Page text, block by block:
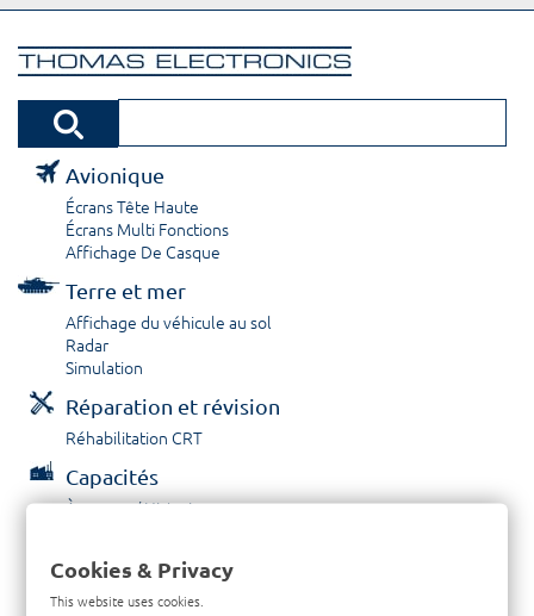
Avionique
Écrans Tête Haute
Écrans Multi Fonctions
Affichage De Casque
Terre et mer
Affichage du véhicule au sol
Radar
Simulation
Réparation et révision
Réhabilitation CRT
Capacités
À propos / Historique
Contactez nous
Cookies & Privacy
This website uses cookies.